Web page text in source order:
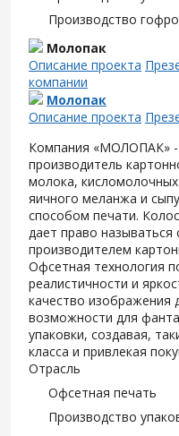
Производство
Молопак
Описание проекта
компании
Молопак
Описание проекта
Компания «МОЛОПАК» -
производитель
молока,
яичного меланжа и
способом печати.
дает право называться
производителем
Офсетная технология
реалистичности и
качество изображения
возможности для
упаковки, создавая,
класса и привлекая
Отрасль
Офсетная печать
Производство